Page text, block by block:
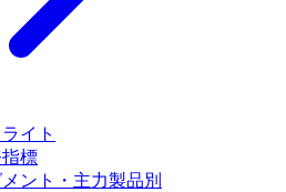
イト
標
ント・主力製品別